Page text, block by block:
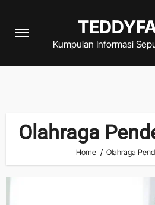
Kumpulan Informasi
Olahraga
Home Olahraga